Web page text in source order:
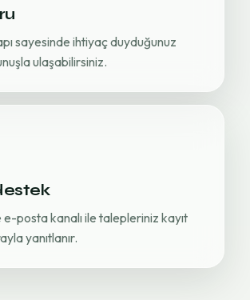
sayesinde ihtiyaç duyduğunuz
ulaşabilirsiniz.
posta kanalı ile talepleriniz kayıt
yanıtlanır.